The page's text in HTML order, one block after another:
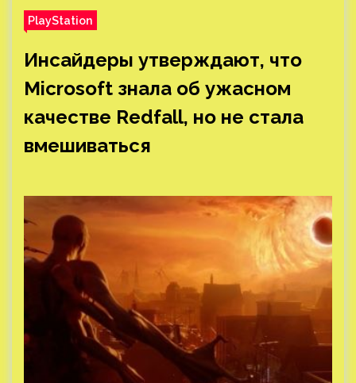
PlayStation
Инсайдеры утверждают, что
Microsoft знала об ужасном
качестве Redfall, но не стала
вмешиваться